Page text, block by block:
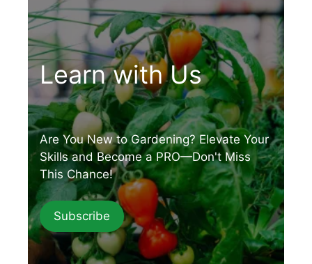
Learn with Us
Are You New to Gardening? Elevate Your
Skills and Become a PRO—Don't Miss
This Chance!
Subscribe